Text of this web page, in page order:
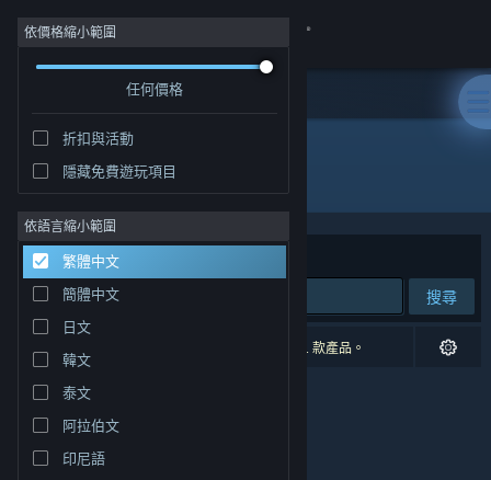
登入
社群
關於
客服
變更語言
取得 Steam 行動應用程式
檢視電腦版網頁
依價格縮小範圍
任何價格
折扣與活動
隱藏免費遊玩項目
依語言縮小範圍
繁體中文
簡體中文
日文
韓文
泰文
阿拉伯文
印尼語
開發人員: Immersive Fusion LLC
排序依據 相關性
搜尋
0 項相符的搜尋結果。 已根據您的偏好設定排除 1 款產品。